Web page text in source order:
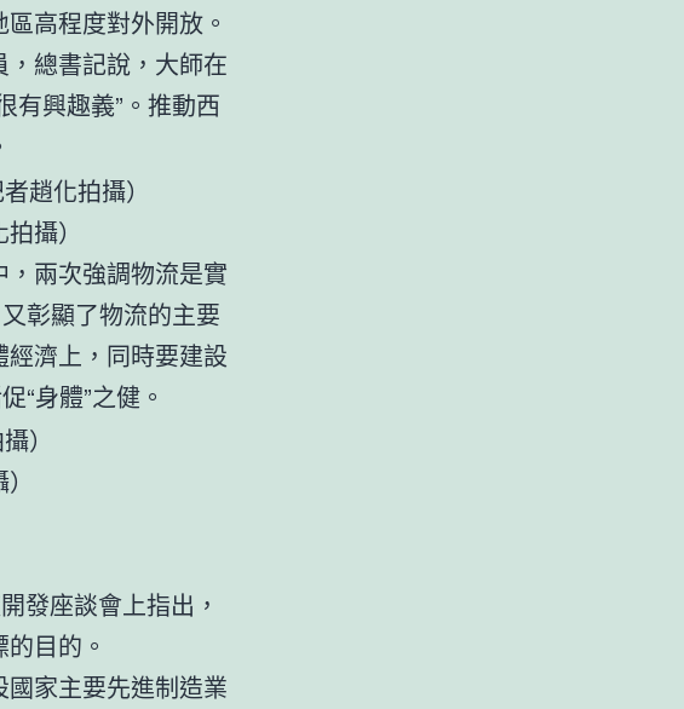
高程度對外開放。
總書記說，大師在
有興趣義”。推動西
攝）
兩次強調物流是實
彰顯了物流的主要
濟上，同時要建設
“身體”之健。
攝）
發座談會上指出，
目的。
家主要先進制造業